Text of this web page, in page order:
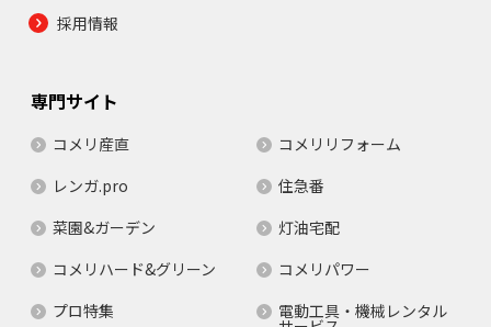
採用情報
専門サイト
コメリ産直
コメリリフォーム
レンガ.pro
住急番
菜園&ガーデン
灯油宅配
コメリハード&グリーン
コメリパワー
プロ特集
電動工具・機械レンタル